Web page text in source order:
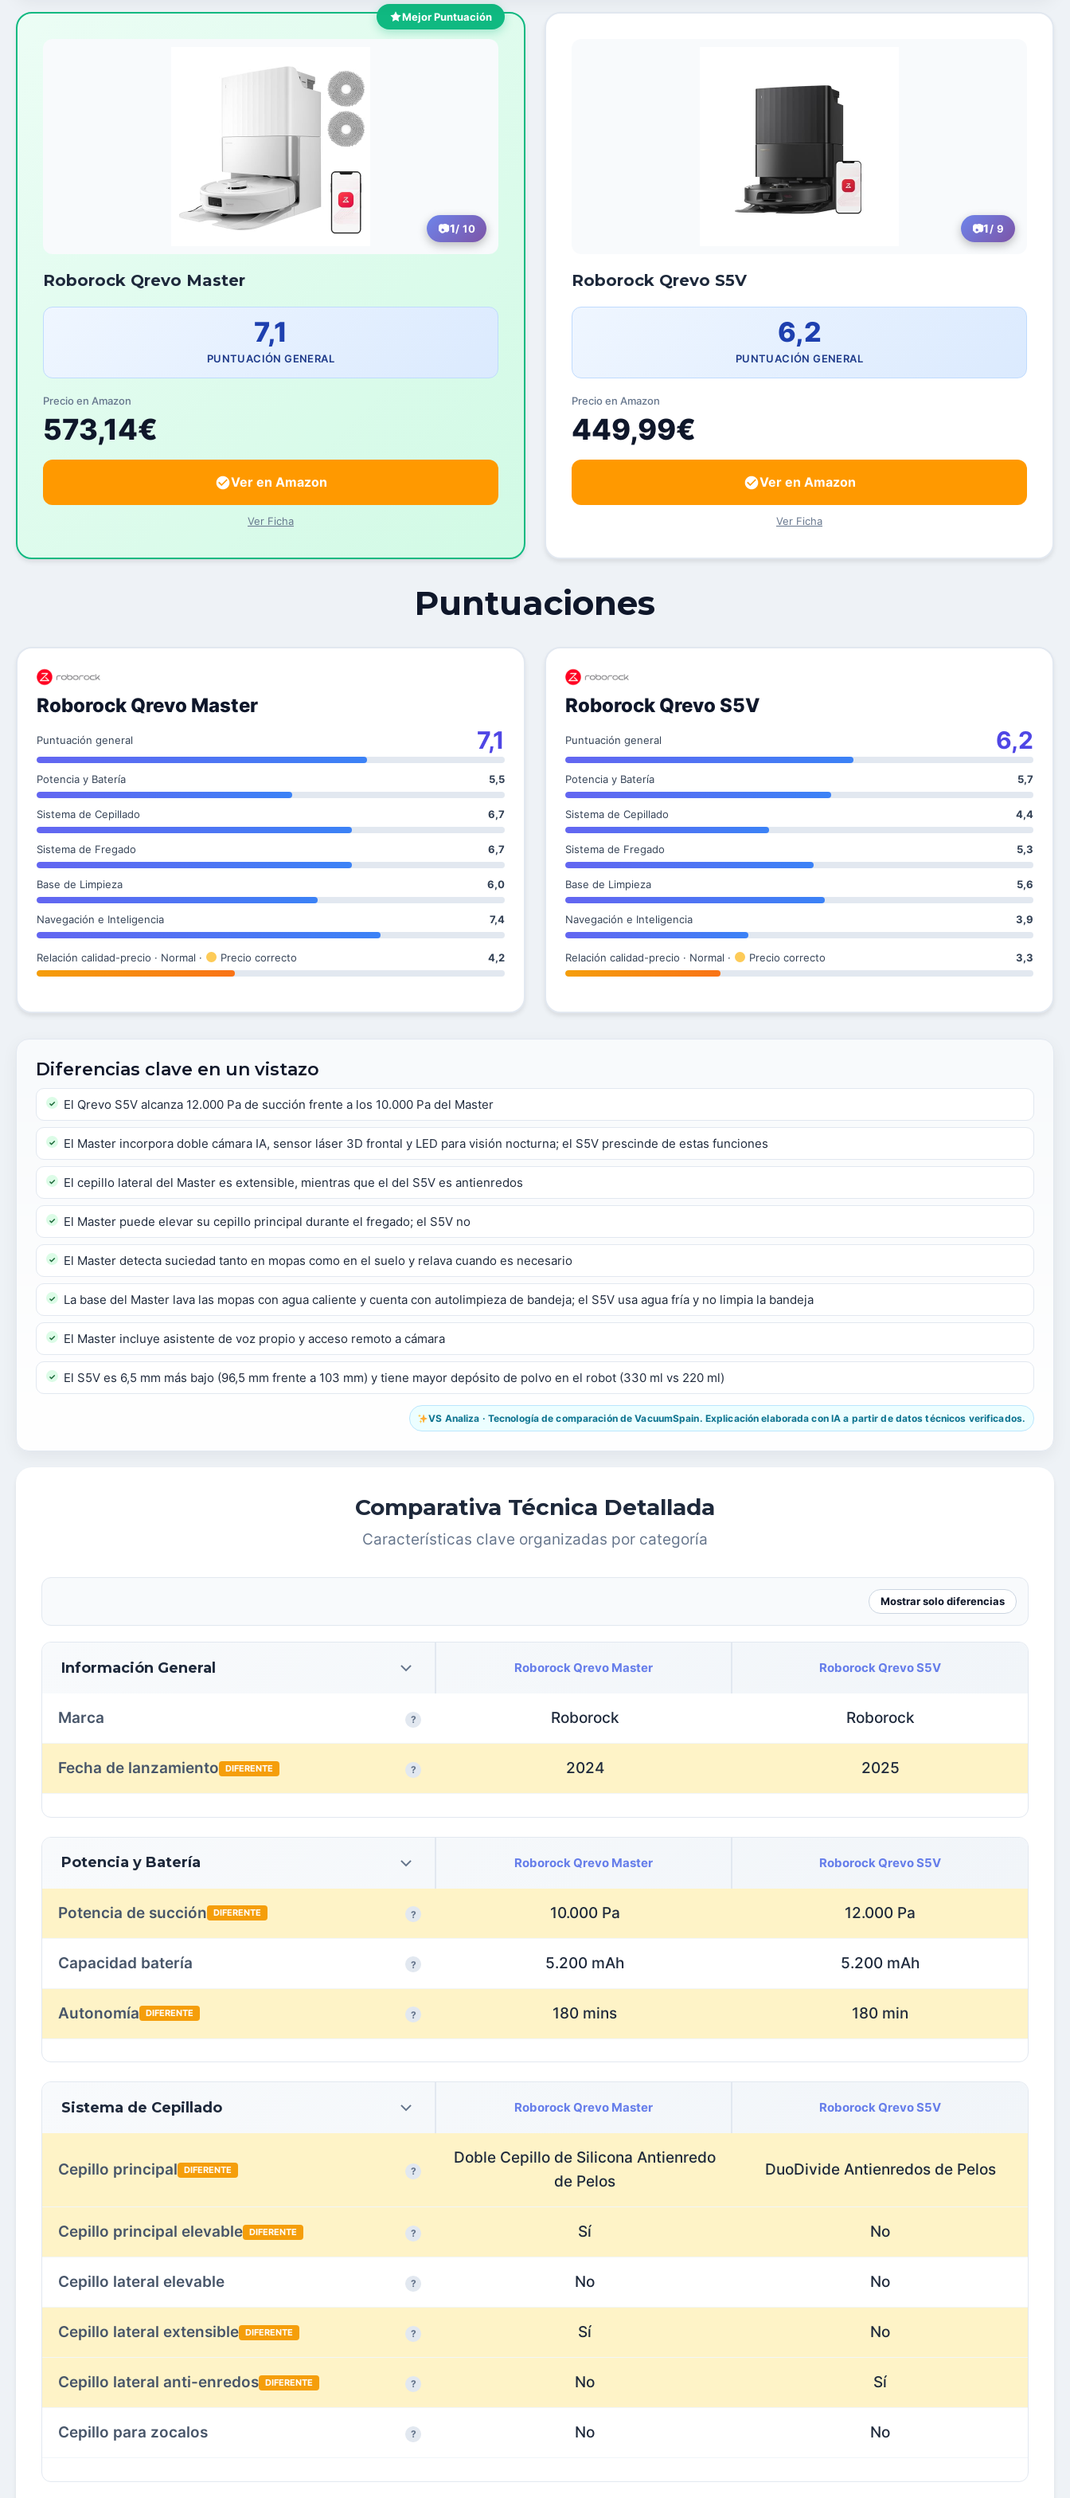
Mejor Puntuación
1/ 10
Roborock Qrevo Master
7,1
PUNTUACIÓN GENERAL
Precio en Amazon
573,14€
Ver en Amazon
Ver Ficha
1/ 9
Roborock Qrevo S5V
6,2
PUNTUACIÓN GENERAL
Precio en Amazon
449,99€
Ver en Amazon
Ver Ficha
Puntuaciones
Roborock Qrevo Master
Puntuación general 7,1
Potencia y Batería 5,5
Sistema de Cepillado 6,7
Sistema de Fregado 6,7
Base de Limpieza 6,0
Navegación e Inteligencia 7,4
Relación calidad-precio · Normal · Precio correcto 4,2
Roborock Qrevo S5V
Puntuación general 6,2
Potencia y Batería 5,7
Sistema de Cepillado 4,4
Sistema de Fregado 5,3
Base de Limpieza 5,6
Navegación e Inteligencia 3,9
Relación calidad-precio · Normal · Precio correcto 3,3
Diferencias clave en un vistazo
El Qrevo S5V alcanza 12.000 Pa de succión frente a los 10.000 Pa del Master
El Master incorpora doble cámara IA, sensor láser 3D frontal y LED para visión nocturna; el S5V prescinde de estas funciones
El cepillo lateral del Master es extensible, mientras que el del S5V es antienredos
El Master puede elevar su cepillo principal durante el fregado; el S5V no
El Master detecta suciedad tanto en mopas como en el suelo y relava cuando es necesario
La base del Master lava las mopas con agua caliente y cuenta con autolimpieza de bandeja; el S5V usa agua fría y no limpia la bandeja
El Master incluye asistente de voz propio y acceso remoto a cámara
El S5V es 6,5 mm más bajo (96,5 mm frente a 103 mm) y tiene mayor depósito de polvo en el robot (330 ml vs 220 ml)
VS Analiza · Tecnología de comparación de VacuumSpain. Explicación elaborada con IA a partir de datos técnicos verificados.
Comparativa Técnica Detallada
Características clave organizadas por categoría
Mostrar solo diferencias
Información General Roborock Qrevo Master Roborock Qrevo S5V
Marca ? Roborock Roborock
Fecha de lanzamiento DIFERENTE ? 2024 2025
Potencia y Batería Roborock Qrevo Master Roborock Qrevo S5V
Potencia de succión DIFERENTE ? 10.000 Pa 12.000 Pa
Capacidad batería ? 5.200 mAh 5.200 mAh
Autonomía DIFERENTE ? 180 mins 180 min
Sistema de Cepillado Roborock Qrevo Master Roborock Qrevo S5V
Cepillo principal DIFERENTE ?
Doble Cepillo de Silicona Antienredo
de Pelos
DuoDivide Antienredos de Pelos
Cepillo principal elevable DIFERENTE ? Sí No
Cepillo lateral elevable ? No No
Cepillo lateral extensible DIFERENTE ? Sí No
Cepillo lateral anti-enredos DIFERENTE ? No Sí
Cepillo para zocalos ? No No